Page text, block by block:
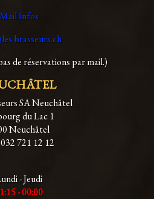
Mail Infos
brasseurs.ch
de réservations par mail.)
SA Neuchâtel
du Lac 1
Neuchâtel
721 12 12
- Jeudi
- 00:00